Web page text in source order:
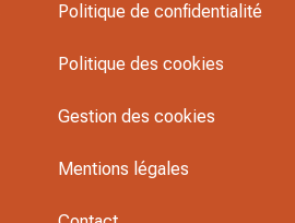
Politique de confidentialité
Politique des cookies
Gestion des cookies
Mentions légales